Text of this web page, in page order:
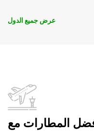
عرض جميع الدول
المطارات مع